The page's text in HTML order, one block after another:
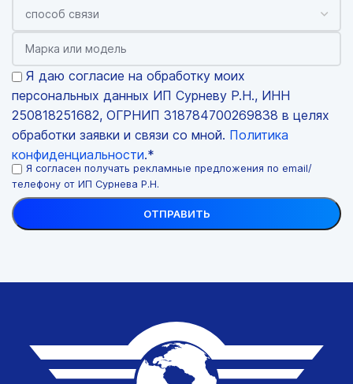
Я даю согласие на обработку моих
персональных данных ИП Сурневу Р.Н., ИНН
250818251682, ОГРНИП 318784700269838 в целях
обработки заявки и связи со мной. Политика
конфиденциальности.*
Я согласен получать рекламные предложения по email/
телефону от ИП Сурнева Р.Н.